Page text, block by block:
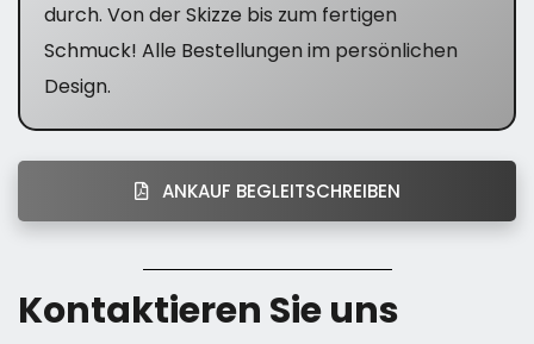
durch. Von der Skizze bis zum fertigen
Schmuck! Alle Bestellungen im persönlichen
Design.
ANKAUF BEGLEITSCHREIBEN
Kontaktieren Sie uns